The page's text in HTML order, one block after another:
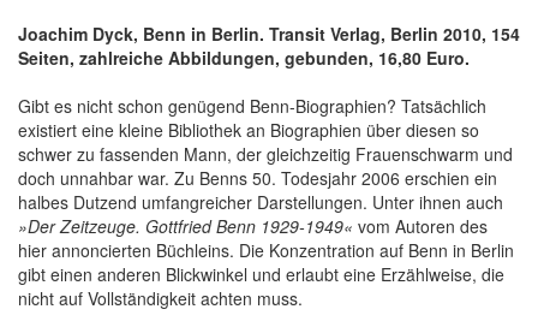
Joachim Dyck, Benn in Berlin. Transit Verlag, Berlin 2010, 154
Seiten, zahlreiche Abbildungen, gebunden, 16,80 Euro.
Gibt es nicht schon genügend Benn-Biographien? Tatsächlich
existiert eine kleine Bibliothek an Biographien über diesen so
schwer zu fassenden Mann, der gleichzeitig Frauenschwarm und
doch unnahbar war. Zu Benns 50. Todesjahr 2006 erschien ein
halbes Dutzend umfangreicher Darstellungen. Unter ihnen auch
»Der Zeitzeuge. Gottfried Benn 1929-1949« vom Autoren des
hier annoncierten Büchleins. Die Konzentration auf Benn in Berlin
gibt einen anderen Blickwinkel und erlaubt eine Erzählweise, die
nicht auf Vollständigkeit achten muss.